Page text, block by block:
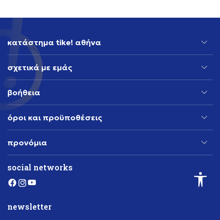
κατάστημα tike! αθήνα
σχετικά με εμάς
βοήθεια
όροι και προϋποθέσεις
προνόμια
social networks
newsletter